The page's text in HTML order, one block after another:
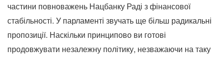
частини повноважень Нацбанку Раді з фінансової
стабільності. У парламенті звучать ще більш радикальні
пропозиції. Наскільки принципово ви готові
продовжувати незалежну політику, незважаючи на таку